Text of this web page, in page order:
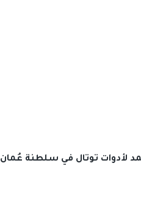
لأدوات توتال في سلطنة عُمان